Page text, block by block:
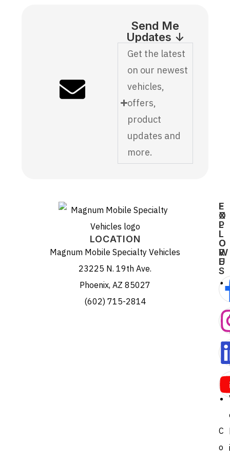
Send Me
Updates ↓
Get the latest
on our newest
vehicles,
offers,
product
updates and
more.
LOCATION
Magnum Mobile Specialty Vehicles
23225 N. 19th Ave.
Phoenix, AZ 85027
(602) 715-2814
E
X
P
L
O
R
E
i
F
O
L
L
O
W
U
S
C
o